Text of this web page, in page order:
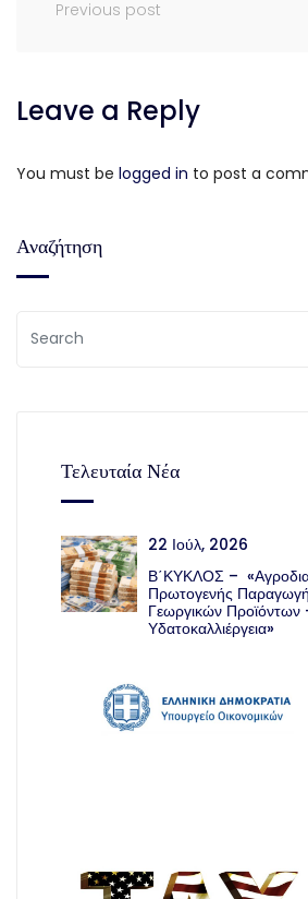
Previous post
Leave a Reply
You must be logged in to post a
Αναζήτηση
Τελευταία Νέα
22 Ιούλ, 2026
Β΄ΚΥΚΛΟΣ –
Πρωτογενής
Γεωργικών Προϊόντων
Υδατοκαλλιέργεια»